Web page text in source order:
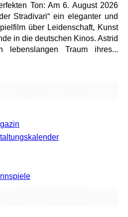
Ton: Am 6. August 2026
Stradivari“ ein eleganter und
über Leidenschaft, Kunst
in die deutschen Kinos. Astrid
Traum ihres...